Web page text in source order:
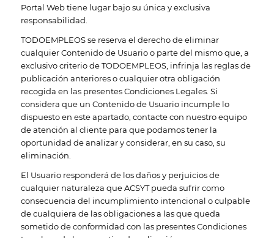
Portal Web tiene lugar bajo su única y exclusiva
responsabilidad.
TODOEMPLEOS se reserva el derecho de eliminar
cualquier Contenido de Usuario o parte del mismo que, a
exclusivo criterio de TODOEMPLEOS, infrinja las reglas de
publicación anteriores o cualquier otra obligación
recogida en las presentes Condiciones Legales. Si
considera que un Contenido de Usuario incumple lo
dispuesto en este apartado, contacte con nuestro equipo
de atención al cliente para que podamos tener la
oportunidad de analizar y considerar, en su caso, su
eliminación.
El Usuario responderá de los daños y perjuicios de
cualquier naturaleza que ACSYT pueda sufrir como
consecuencia del incumplimiento intencional o culpable
de cualquiera de las obligaciones a las que queda
sometido de conformidad con las presentes Condiciones